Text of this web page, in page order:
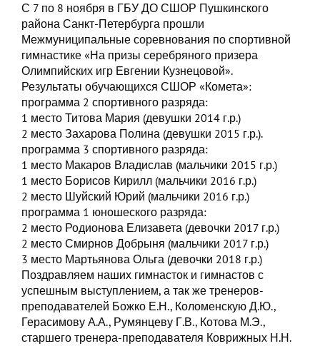
С 7 по 8 ноября в ГБУ ДО СШОР Пушкинского
района Санкт-Петербурга прошли
Межмуниципальные соревнования по спортивной
гимнастике «На призы серебряного призера
Олимпийских игр Евгении Кузнецовой».
Результаты обучающихся СШОР «Комета»:
программа 2 спортивного разряда:
1 место Титова Мария (девушки 2014 г.р.)
2 место Захарова Полина (девушки 2015 г.р.).
программа 3 спортивного разряда:
1 место Макаров Владислав (мальчики 2015 г.р.)
1 место Борисов Кирилл (мальчики 2016 г.р.)
2 место Шуйский Юрий (мальчики 2016 г.р.)
программа 1 юношеского разряда:
2 место Родионова Елизавета (девочки 2017 г.р.)
2 место Смирнов Добрыня (мальчики 2017 г.р.)
3 место Мартьянова Ольга (девочки 2018 г.р.)
Поздравляем наших гимнасток и гимнастов с
успешным выступлением, а так же тренеров-
преподавателей Божко Е.Н., Коломенскую Д.Ю.,
Герасимову А.А., Румянцеву Г.В., Котова М.Э.,
старшего тренера-преподавателя Коврижных Н.Н.